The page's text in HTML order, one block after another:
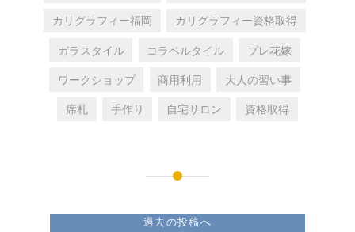
カリグラフィー福岡 カリグラフィー資格取得
ガラスタイル コラベルタイル プレ花嫁
ワークショップ 商用利用 大人の習い事
席札 手作り 自宅サロン 資格取得
過去の投稿へ